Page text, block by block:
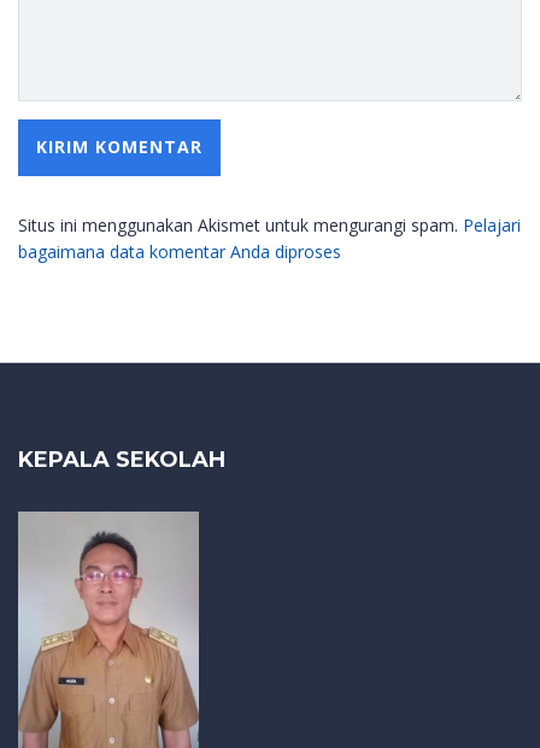
Situs ini menggunakan Akismet untuk mengurangi spam. Pelajari
bagaimana data komentar Anda diproses
KEPALA SEKOLAH